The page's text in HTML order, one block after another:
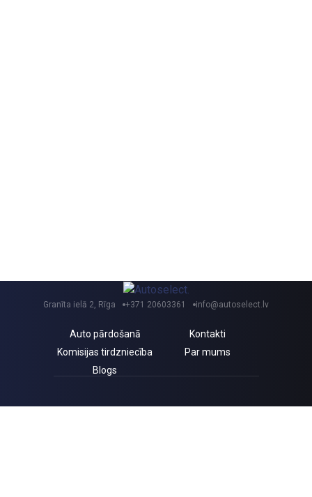
Granīta ielā 2, Rīga +371 20603361 info@autoselect.lv
Auto pārdošanā
Kontakti
Komisijas tirdzniecība
Par mums
Blogs